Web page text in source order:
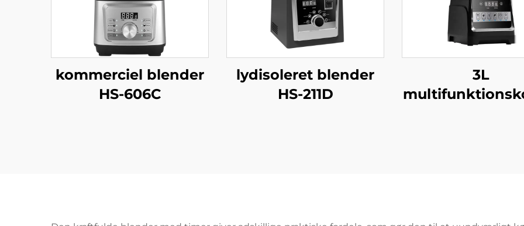
kommerciel blender
HS-606C
lydisoleret blender
HS-211D
3L